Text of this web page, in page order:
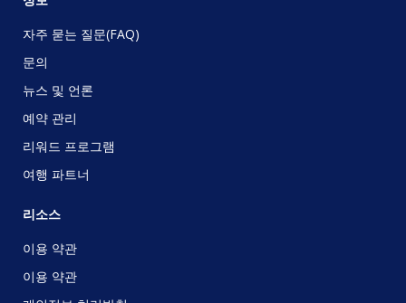
자주 묻는 질문(FAQ)
문의
뉴스 및 언론
예약 관리
리워드 프로그램
여행 파트너
리소스
이용 약관
이용 약관